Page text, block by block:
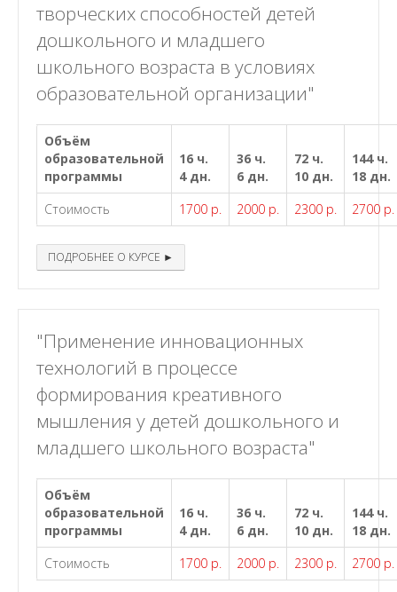
творческих способностей детей
дошкольного и младшего
школьного возраста в условиях
образовательной организации"
Объём
образовательной
программы
16 ч.
4 дн.
36 ч.
6 дн.
72 ч.
10 дн.
144 ч.
18 дн.
Стоимость
1700 р. 2000 р. 2300 р. 2700 р.
ПОДРОБНЕЕ О КУРСЕ ►
"Применение инновационных
технологий в процессе
формирования креативного
мышления у детей дошкольного и
младшего школьного возраста"
Объём
образовательной
программы
16 ч.
4 дн.
36 ч.
6 дн.
72 ч.
10 дн.
144 ч.
18 дн.
Стоимость
1700 р. 2000 р. 2300 р. 2700 р.